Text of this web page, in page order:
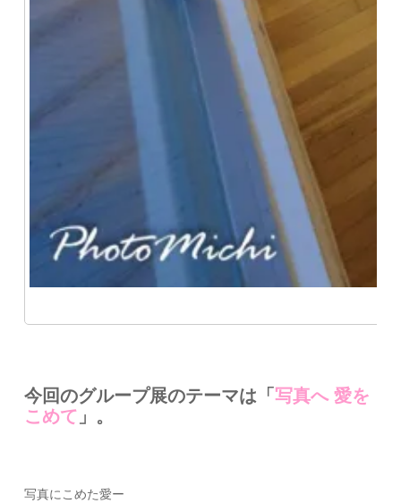
今回のグループ展のテーマは「写真へ 愛を
こめて 」。
写真にこめた愛ー